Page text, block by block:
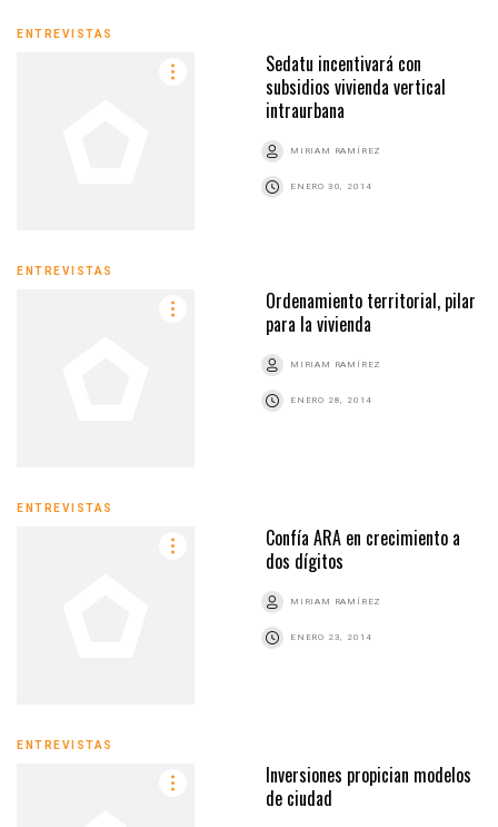
ENTREVISTAS
Sedatu incentivará con
subsidios vivienda vertical
intraurbana
MIRIAM RAMÍREZ
ENERO 30, 2014
ENTREVISTAS
Ordenamiento territorial, pilar
para la vivienda
MIRIAM RAMÍREZ
ENERO 28, 2014
ENTREVISTAS
Confía ARA en crecimiento a
dos dígitos
MIRIAM RAMÍREZ
ENERO 23, 2014
ENTREVISTAS
Inversiones propician modelos
de ciudad